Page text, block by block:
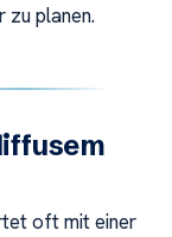
zu planen.
oft mit einer